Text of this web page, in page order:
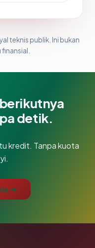
teknis publik. Ini bukan
finansial.
detik.
kredit. Tanpa kuota
→